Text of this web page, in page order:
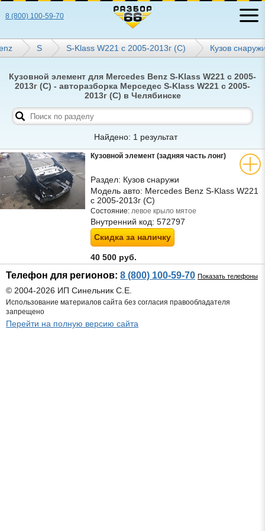
8 (800) 100-59-70
S S-Klass W221 с 2005-2013г (С) Кузов
Кузовной элемент для Mercedes Benz S-Klass W221 с 2005-
2013г (С) - авторазборка Мерседес S-Klass W221 с 2005-
2013г (С) в Челябинске
Найдено: 1 результат
Кузовной элемент (задняя часть лонг)
Раздел: Кузов снаружи
Модель авто: Mercedes Benz S-Klass W221
с 2005-2013г (С)
Состояние: левое крыло мятое
Внутренний код: 572797
Скидка за наличку
40 500 руб.
Телефон для регионов: 8 (800) 100-59-70 Показать телефоны
© 2004-2026 ИП Синельник С.Е.
Использование материалов сайта без согласия правообладателя
запрещено
Перейти на полную версию сайта